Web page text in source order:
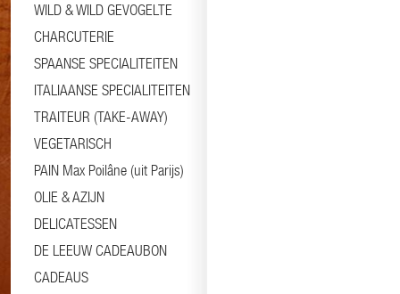
WILD & WILD GEVOGELTE
CHARCUTERIE
SPAANSE SPECIALITEITEN
ITALIAANSE SPECIALITEITEN
TRAITEUR (TAKE-AWAY)
VEGETARISCH
PAIN Max Poilâne (uit Parijs)
OLIE & AZIJN
DELICATESSEN
DE LEEUW CADEAUBON
CADEAUS